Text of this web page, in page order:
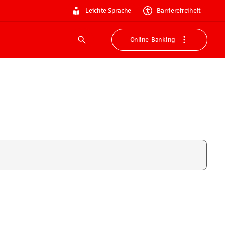
Leichte Sprache Barrierefreiheit
Suche
Online-Banking